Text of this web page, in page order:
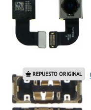
REPUESTO ORIGINAL